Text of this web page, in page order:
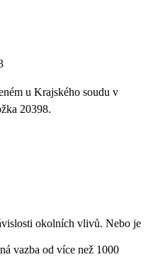
u Krajského soudu v
20398.
okolních vlivů. Nebo je
vazba od více než 1000